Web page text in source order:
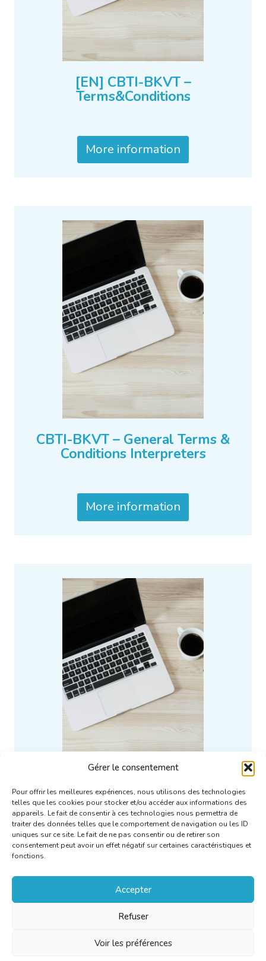
Gérer le consentement
Pour offrir les meilleures expériences, nous utilisons des technologies
telles que les cookies pour stocker et/ou accéder aux informations des
appareils. Le fait de consentir à ces technologies nous permettra de
traiter des données telles que le comportement de navigation ou les ID
uniques sur ce site. Le fait de ne pas consentir ou de retirer son
consentement peut avoir un effet négatif sur certaines caractéristiques et
fonctions.
Accepter
Refuser
Voir les préférences
[EN] CBTI-BKVT –
Terms&Conditions
More information
CBTI-BKVT – General Terms &
Conditions Interpreters
More information
Geheimhoudingsovereenkomst
More information